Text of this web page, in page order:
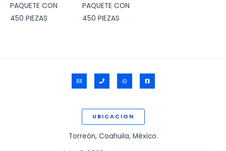
PAQUETE CON
450 PIEZAS
PAQUETE CON
450 PIEZAS
UBICACION
Torreón, Coahuila, México.